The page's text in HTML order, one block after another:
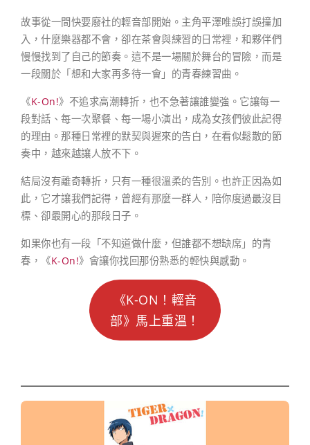
故事從一間快要廢社的輕音部開始。主角平澤唯誤打誤撞加
入，什麼樂器都不會，卻在茶會與練習的日常裡，和夥伴們
慢慢找到了自己的節奏。這不是一場關於舞台的冒險，而是
一段關於「想和大家再多待一會」的青春練習曲。
《K-On!》不追求高潮轉折，也不急著讓誰變強。它讓每一
段對話、每一次聚餐、每一場小演出，成為女孩們彼此記得
的理由。那種日常裡的默契與遲來的告白，在看似鬆散的節
奏中，越來越讓人放不下。
結局沒有離奇轉折，只有一種很溫柔的告別。也許正因為如
此，它才讓我們記得，曾經有那麼一群人，陪你度過最沒目
標、卻最開心的那段日子。
如果你也有一段「不知道做什麼，但誰都不想缺席」的青
春，《K-On!》會讓你找回那份熟悉的輕快與感動。
《K-ON！輕音
部》馬上重溫！